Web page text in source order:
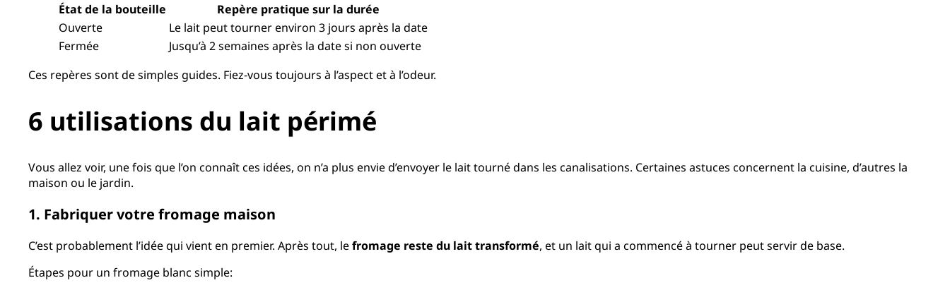
État de la bouteille
Repère pratique sur la durée
Ouverte
Le lait peut tourner environ 3 jours après la date
Fermée
Jusqu’à 2 semaines après la date si non ouverte
Ces repères sont de simples guides. Fiez‑vous toujours à l’aspect et à l’odeur.
6 utilisations du lait périmé
Vous allez voir, une fois que l’on connaît ces idées, on n’a plus envie d’envoyer le lait tourné dans les canalisations. Certaines astuces concernent la cuisine, d’autres la
maison ou le jardin.
1. Fabriquer votre fromage maison
C’est probablement l’idée qui vient en premier. Après tout, lefromage reste du lait transformé, et un lait qui a commencé à tourner peut servir de base.
Étapes pour un fromage blanc simple: